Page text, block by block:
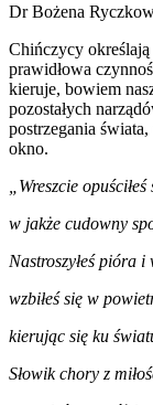
Dr Bożena
Chińczycy określają
prawidłowa
kieruje, bowiem
pozostałych
postrzegania
okno.
„Wreszcie
w jakże cudowny
Nastroszyłeś pióra
wzbiłeś się w
kierując się ku
Słowik chory z